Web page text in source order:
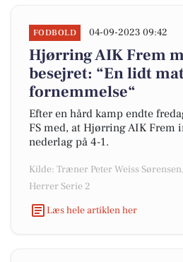
FODBOLD 04-09-2023 09:42
Hjørring AIK Frem
besejret: “En lidt
fornemmelse“
Efter en hård kamp endte
FS med, at Hjørring AIK Frem
nederlag på 4-1.
Kilde: Træner Peter Weiss
Herrer Serie 2
Læs hele artiklen her